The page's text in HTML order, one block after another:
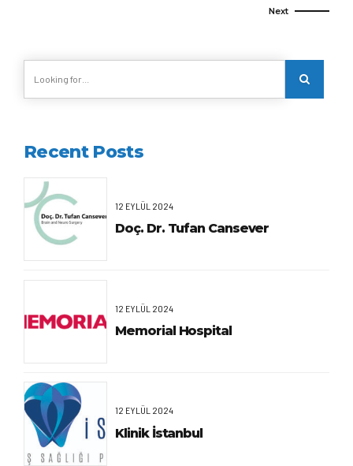
Next
Recent Posts
12 EYLÜL 2024
Doç. Dr. Tufan Cansever
12 EYLÜL 2024
Memorial Hospital
12 EYLÜL 2024
Klinik İstanbul